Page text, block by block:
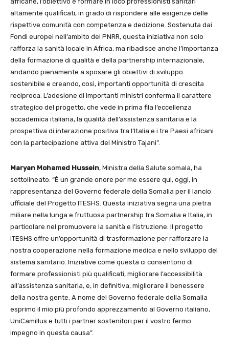
altamente qualificati, in grado di rispondere alle esigenze delle
rispettive comunità con competenza e dedizione. Sostenuta dai
Fondi europei nell’ambito del PNRR, questa iniziativa non solo
rafforza la sanità locale in Africa, ma ribadisce anche l’importanza
della formazione di qualità e della partnership internazionale,
andando pienamente a sposare gli obiettivi di sviluppo
sostenibile e creando, così, importanti opportunità di crescita
reciproca. L’adesione di importanti ministri conferma il carattere
strategico del progetto, che vede in prima fila l’eccellenza
accademica italiana, la qualità dell’assistenza sanitaria e la
prospettiva di interazione positiva tra l’Italia e i tre Paesi africani
con la partecipazione attiva del Ministro Tajani”.
Maryan Mohamed Hussein, Ministra della Salute somala, ha
sottolineato: “È un grande onore per me essere qui, oggi, in
rappresentanza del Governo federale della Somalia per il lancio
ufficiale del Progetto ITESHS. Questa iniziativa segna una pietra
miliare nella lunga e fruttuosa partnership tra Somalia e Italia, in
particolare nel promuovere la sanità e l’istruzione. Il progetto
ITESHS offre un’opportunità di trasformazione per rafforzare la
nostra cooperazione nella formazione medica e nello sviluppo del
sistema sanitario. Iniziative come questa ci consentono di
formare professionisti più qualificati, migliorare l’accessibilità
all’assistenza sanitaria, e, in definitiva, migliorare il benessere
della nostra gente. A nome del Governo federale della Somalia
esprimo il mio più profondo apprezzamento al Governo italiano,
UniCamillus e tutti i partner sostenitori per il vostro fermo
impegno in questa causa”.